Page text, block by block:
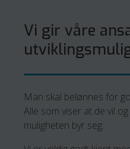
Vi gir våre
Man skal belønnes for
Alle som viser at de vil
muligheten byr seg.